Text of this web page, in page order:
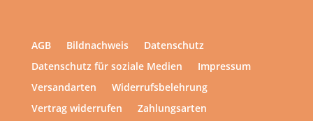
AGB Bildnachweis
Datenschutz
Datenschutz für soziale Medien
Impressum
Versandarten
Widerrufsbelehrung
Vertrag widerrufen
Zahlungsarten